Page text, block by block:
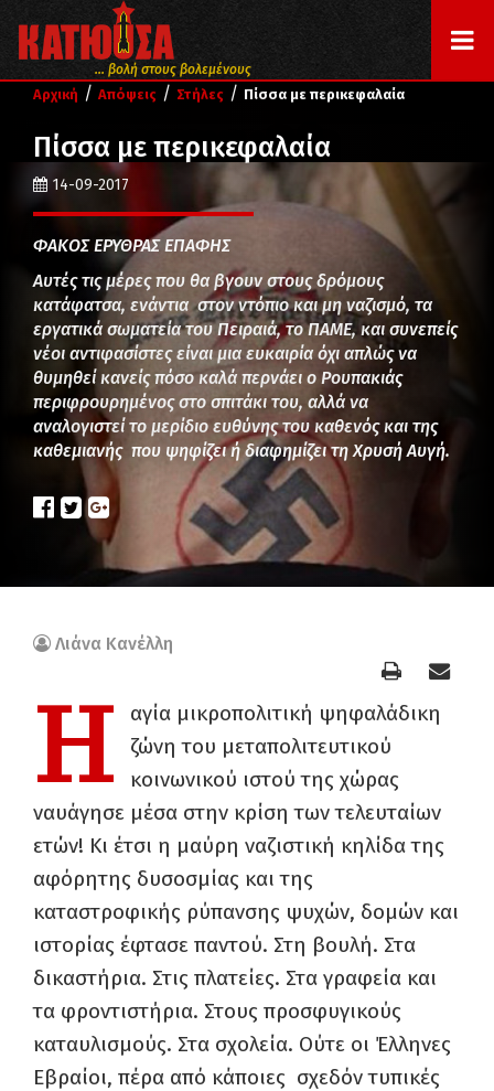
... βολή στους βολεμένους
Αρχική / Απόψεις / Στήλες / Πίσσα με περικεφαλαία
Πίσσα με περικεφαλαία
14-09-2017
ΦΑΚΟΣ ΕΡΥΘΡΑΣ ΕΠΑΦΗΣ
Αυτές τις μέρες που θα βγουν στους δρόμους
κατάφατσα, ενάντια στον ντόπιο και μη ναζισμό, τα
εργατικά σωματεία του Πειραιά, το ΠΑΜΕ, και συνεπείς
νέοι αντιφασίστες είναι μια ευκαιρία όχι απλώς να
θυμηθεί κανείς πόσο καλά περνάει ο Ρουπακιάς
περιφρουρημένος στο σπιτάκι του, αλλά να
αναλογιστεί το μερίδιο ευθύνης του καθενός και της
καθεμιανής που ψηφίζει ή διαφημίζει τη Χρυσή Αυγή.
Λιάνα Κανέλλη
Η
αγία μικροπολιτική ψηφαλάδικη
ζώνη του μεταπολιτευτικού
κοινωνικού ιστού της χώρας
ναυάγησε μέσα στην κρίση των τελευταίων
ετών! Κι έτσι η μαύρη ναζιστική κηλίδα της
αφόρητης δυσοσμίας και της
καταστροφικής ρύπανσης ψυχών, δομών και
ιστορίας έφτασε παντού. Στη βουλή. Στα
δικαστήρια. Στις πλατείες. Στα γραφεία και
τα φροντιστήρια. Στους προσφυγικούς
καταυλισμούς. Στα σχολεία. Ούτε οι Έλληνες
Εβραίοι, πέρα από κάποιες σχεδόν τυπικές